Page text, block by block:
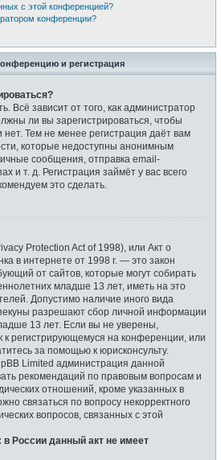
с этой конференцией?
конференции?
и регистрация
Всё зависит от того, как администратор
ли вы зарегистрироваться, чтобы
Тем не менее регистрация даёт вам
которые недоступны анонимным
сообщения, отправка email-
и т. д. Регистрация займёт у вас всего
это сделать.
Protection Act of 1998), или Акт о
в интернете от 1998 г. — это закон
от сайтов, которые могут собирать
младше 13 лет, иметь на это
Допустимо наличие иного вида
разрешают сбор личной информации
13 лет. Если вы не уверены,
к регистрирующемуся на конференции, или
за помощью к юрисконсульту.
Limited администрация данной
рекомендаций по правовым вопросам и
отношений, кроме указанных в
связаться по вопросу некорректного
вопросов, связанных с этой
России данный акт не имеет